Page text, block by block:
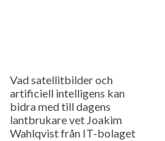
Vad satellitbilder och
artificiell intelligens kan
bidra med till dagens
lantbrukare vet Joakim
Wahlqvist från IT-bolaget